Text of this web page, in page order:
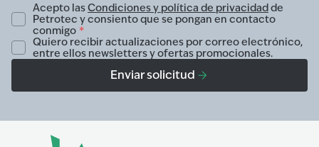
Acepto lasCondiciones y política de privacidadde
Petrotec y consiento que se pongan en contacto
conmigo *
Quiero recibir actualizaciones por correo electrónico,
entre ellos newsletters y ofertas promocionales.
Enviar solicitud